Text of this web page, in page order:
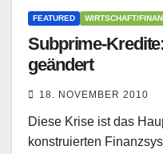
FEATURED WIRTSCHAFT/
Subprime-
geändert
18. NOVEMBER 2010
Diese Krise ist das
konstruierten